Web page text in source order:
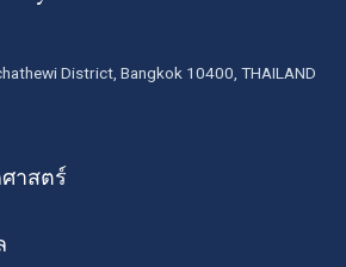
District, Bangkok 10400, THAILAND
าสตร์